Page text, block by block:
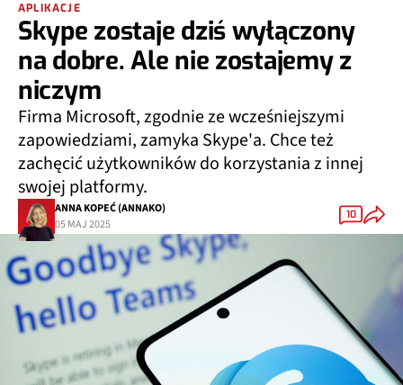
APLIKACJE
Skype zostaje dziś wyłączony
na dobre. Ale nie zostajemy z
niczym
Firma Microsoft, zgodnie ze wcześniejszymi
zapowiedziami, zamyka Skype'a. Chce też
zachęcić użytkowników do korzystania z innej
swojej platformy.
ANNA KOPEĆ (ANNAKO)
05 MAJ 2025
10